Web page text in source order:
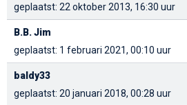
geplaatst: 22 oktober 2013, 16:30 uur
B.B. Jim
geplaatst: 1 februari 2021, 00:10 uur
baldy33
geplaatst: 20 januari 2018, 00:28 uur